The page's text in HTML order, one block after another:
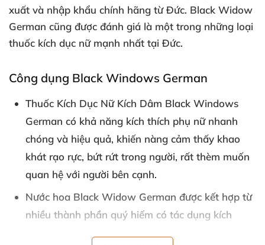
xuất và nhập khẩu chính hãng từ Đức. Black Widow
German cũng được đánh giá là một trong những loại
thuốc kích dục nữ mạnh nhất tại Đức.
Công dụng Black Windows German
Thuốc Kích Dục Nữ Kích Dâm Black Windows
German có khả năng kích thích phụ nữ nhanh
chóng và hiệu quả, khiến nàng cảm thấy khao
khát rạo rực, bứt rứt trong người, rất thèm muốn
quan hệ với người bên cạnh.
Nước hoa Black Widow German được kết hợp từ
nhiều thành phần quý hiếm có tác dụng kích